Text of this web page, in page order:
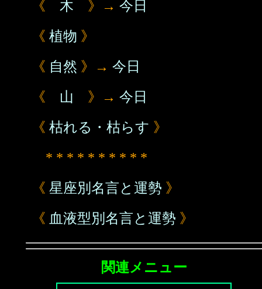
《 木 》→ 今日
《 植物 》
《 自然 》→ 今日
《 山 》→ 今日
《 枯れる・枯らす 》
* * * * * * * * * *
《 星座別名言と運勢 》
《 血液型別名言と運勢 》
関連メニュー